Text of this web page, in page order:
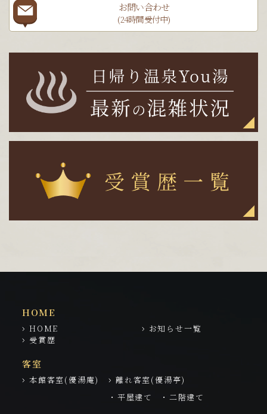
お問い合わせ
(24時間受付中)
HOME
HOME
お知らせ一覧
受賞歴
客室
本館客室(優湯庵)
離れ客室(優湯亭)
・平屋建て
・二階建て